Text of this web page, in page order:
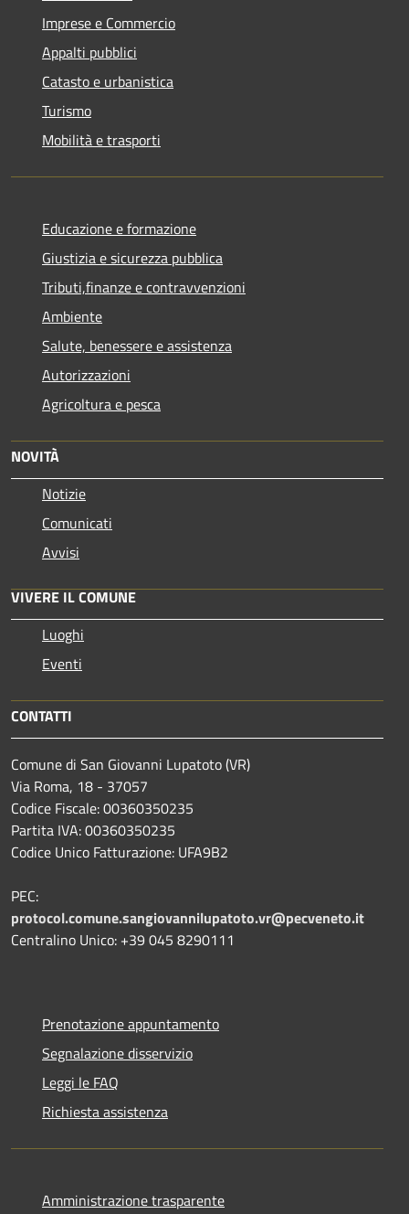
Imprese e Commercio
Appalti pubblici
Catasto e urbanistica
Turismo
Mobilità e trasporti
Educazione e formazione
Giustizia e sicurezza pubblica
Tributi,finanze e contravvenzioni
Ambiente
Salute, benessere e assistenza
Autorizzazioni
Agricoltura e pesca
NOVITÀ
Notizie
Comunicati
Avvisi
VIVERE IL COMUNE
Luoghi
Eventi
CONTATTI
Comune di San Giovanni Lupatoto (VR)
Via Roma, 18 - 37057
Codice Fiscale: 00360350235
Partita IVA: 00360350235
Codice Unico Fatturazione: UFA9B2
PEC:
protocol.comune.sangiovannilupatoto.vr@pecveneto.it
Centralino Unico: +39 045 8290111
Prenotazione appuntamento
Segnalazione disservizio
Leggi le FAQ
Richiesta assistenza
Amministrazione trasparente